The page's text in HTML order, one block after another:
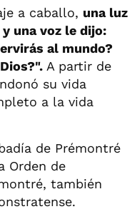
a caballo, una luz
una voz le dijo:
al mundo?
A partir de
su vida
a la vida
de Prémontré
Orden de
también